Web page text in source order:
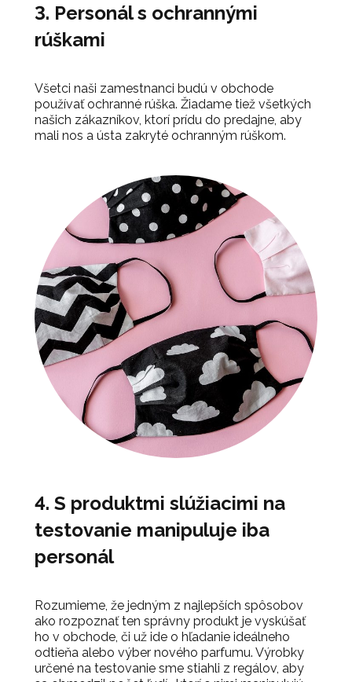
3. Personál s ochrannými
rúškami
Všetci naši zamestnanci budú v obchode
používať ochranné rúška. Žiadame tiež všetkých
našich zákazníkov, ktorí prídu do predajne, aby
mali nos a ústa zakryté ochranným rúškom.
4. S produktmi slúžiacimi na
testovanie manipuluje iba
personál
Rozumieme, že jedným z najlepších spôsobov
ako rozpoznať ten správny produkt je vyskúšať
ho v obchode, či už ide o hľadanie ideálneho
odtieňa alebo výber nového parfumu. Výrobky
určené na testovanie sme stiahli z regálov, aby